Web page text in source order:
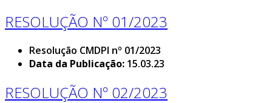
RESOLUÇÃO Nº 01/2023
Resolução CMDPI nº 01/2023
Data da Publicação: 15.03.23
RESOLUÇÃO Nº 02/2023